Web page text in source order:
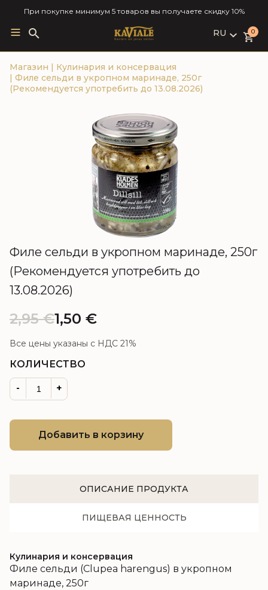
При покупке минимум 5 товаров вы получаете скидку 10%
Search
for:
RU
LV
0
Магазин | Кулинария и консервация
| Филе сельди в укропном маринаде, 250г
(Рекомендуется употребить до 13.08.2026)
Филе сельди в укропном маринаде, 250г
(Рекомендуется употребить до
13.08.2026)
2,95€1,50 €
Все цены указаны с НДС 21%
КОЛИЧЕСТВО
- +
Добавить в корзину
ОПИСАНИЕ ПРОДУКТА
ПИЩЕВАЯ ЦЕННОСТЬ
Кулинария и консервация
Филе сельди (Clupea harengus) в укропном
маринаде, 250г